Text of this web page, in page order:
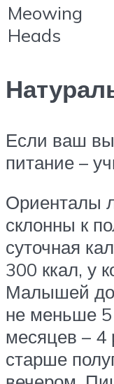
Meowing
Heads
Если ваш
питание –
Ориенталы
склонны к
суточная
300 ккал, у
Малышей до
не меньше 5
месяцев – 4
старше